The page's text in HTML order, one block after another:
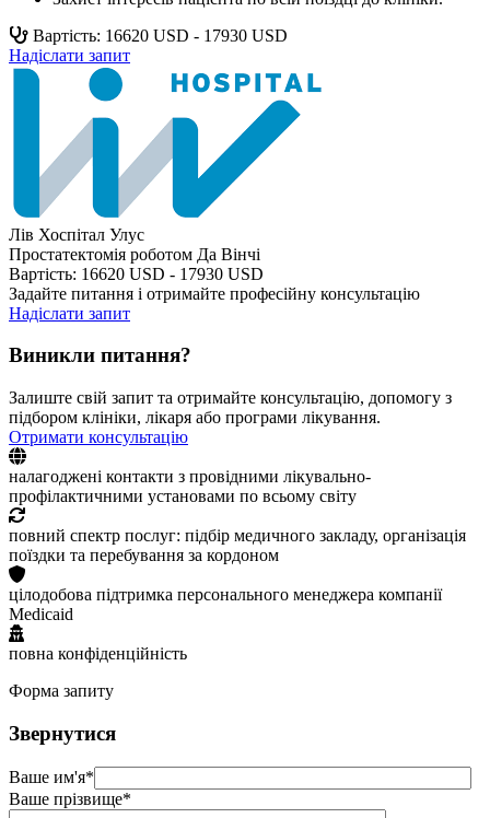
Вартість: 16620 USD - 17930 USD
Надіслати запит
Лів Хоспітал Улус
Простатектомія роботом Да Вінчі
Вартість: 16620 USD - 17930 USD
Задайте питання і отримайте професійну консультацію
Надіслати запит
Виникли питання?
Залиште свій запит та отримайте консультацію, допомогу з
підбором клініки, лікаря або програми лікування.
Отримати консультацію
налагоджені контакти з провідними лікувально-
профілактичними установами по всьому світу
повний спектр послуг: підбір медичного закладу, організація
поїздки та перебування за кордоном
цілодобова підтримка персонального менеджера компанії
Medicaid
повна конфіденційність
Форма запиту
Звернутися
Ваше им'я*
Ваше прізвище*